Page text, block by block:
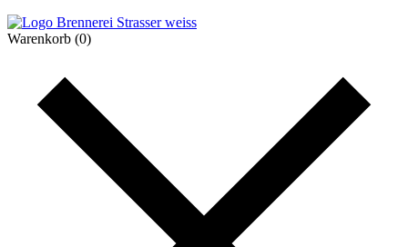
Warenkorb (0)